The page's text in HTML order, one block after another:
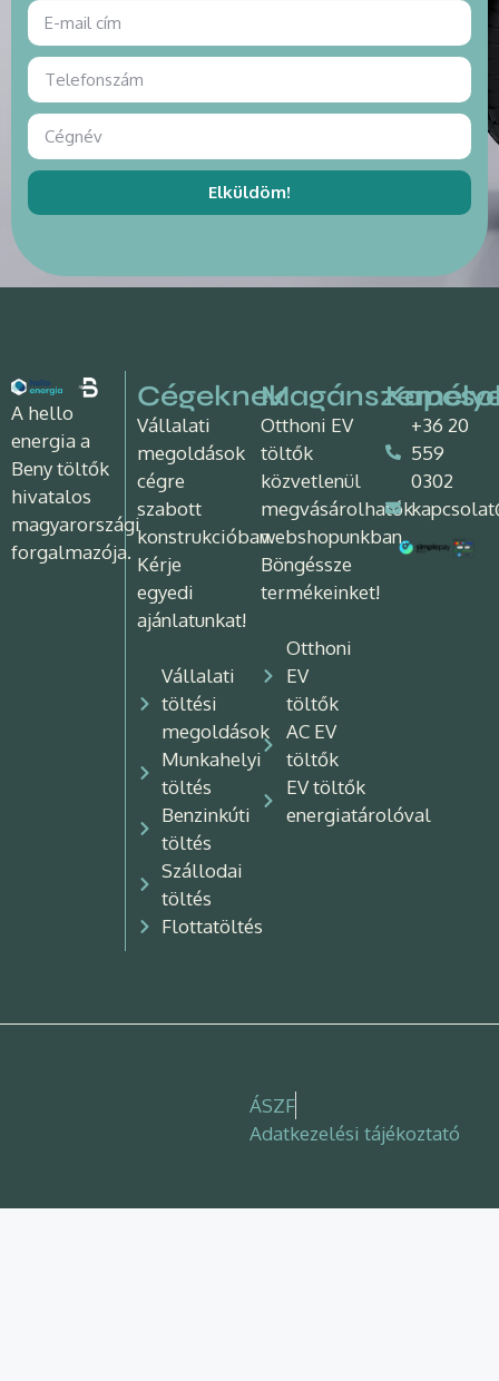
Elküldöm!
A hello
energia a
Beny töltők
hivatalos
magyarországi
forgalmazója.
Cégeknek
Vállalati
megoldások
cégre
szabott
konstrukcióban.
Kérje
egyedi
ajánlatunkat!
Vállalati
töltési
megoldások
Munkahelyi
töltés
Benzinkúti
töltés
Szállodai
töltés
Flottatöltés
Otthoni EV
töltők
közvetlenül
megvásárolhatók
webshopunkban.
Böngéssze
termékeinket!
Otthoni
EV
töltők
AC EV
töltők
EV töltők
energiatárolóval
+36 20
559
0302
ÁSZF
Adatkezelési tájékoztató